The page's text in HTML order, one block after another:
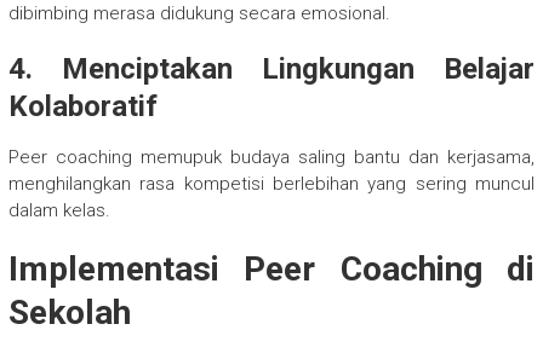
dibimbing merasa didukung secara emosional.
4. Menciptakan Lingkungan Belajar
Kolaboratif
Peer coaching memupuk budaya saling bantu dan kerjasama,
menghilangkan rasa kompetisi berlebihan yang sering muncul
dalam kelas.
Implementasi Peer Coaching di
Sekolah